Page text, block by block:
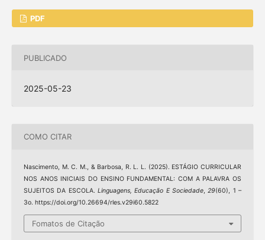
PDF
PUBLICADO
2025-05-23
COMO CITAR
Nascimento, M. C. M., & Barbosa, R. L. L. (2025). ESTÁGIO CURRICULAR
NOS ANOS INICIAIS DO ENSINO FUNDAMENTAL: COM A PALAVRA OS
SUJEITOS DA ESCOLA. Linguagens, Educação E Sociedade 29(60), 1 –
3o. https://doi.org/10.26694/rles.v29i60.5822
Fomatos de Citação